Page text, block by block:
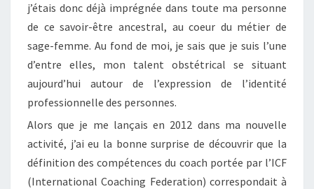
j’étais donc déjà imprégnée dans toute ma personne
de ce savoir-être ancestral, au coeur du métier de
sage-femme. Au fond de moi, je sais que je suis l’une
d’entre elles, mon talent obstétrical se situant
aujourd’hui autour de l’expression de l’identité
professionnelle des personnes.
Alors que je me lançais en 2012 dans ma nouvelle
activité, j’ai eu la bonne surprise de découvrir que la
définition des compétences du coach portée par l’ICF
(International Coaching Federation) correspondait à